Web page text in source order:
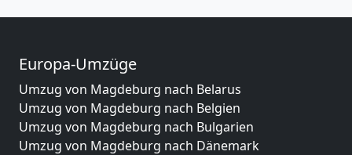
Europa-Umzüge
Umzug von Magdeburg nach Belarus
Umzug von Magdeburg nach Belgien
Umzug von Magdeburg nach Bulgarien
Umzug von Magdeburg nach Dänemark